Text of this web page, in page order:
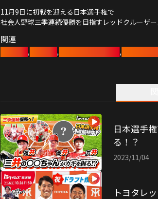
11月9日に初戦を迎える日本選手権で
社会人野球三季連続優勝を目指すレッドクルーザ
関連
, , ,
日本選手
る！？
2023/11/04
トヨタレ